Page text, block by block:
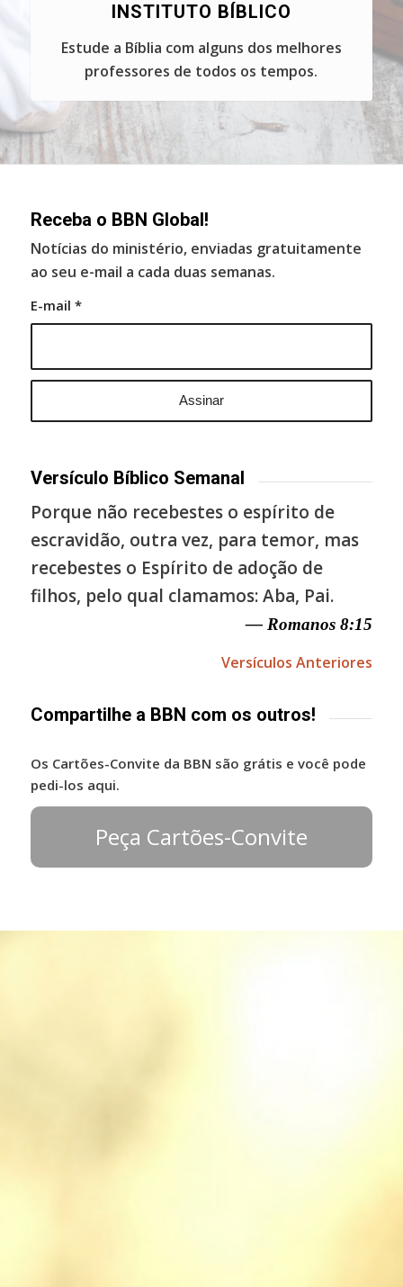
INSTITUTO BÍBLICO
Estude a Bíblia com alguns dos melhores
professores de todos os tempos.
Receba o BBN Global!
Notícias do ministério, enviadas gratuitamente
ao seu e-mail a cada duas semanas.
E-mail *
Versículo Bíblico Semanal
Porque não recebestes o espírito de
escravidão, outra vez, para temor, mas
recebestes o Espírito de adoção de
filhos, pelo qual clamamos: Aba, Pai.
— Romanos 8:15
Versículos Anteriores
Compartilhe a BBN com os outros!
Os Cartões-Convite da BBN são grátis e você pode
pedi-los aqui.
Peça Cartões-Convite